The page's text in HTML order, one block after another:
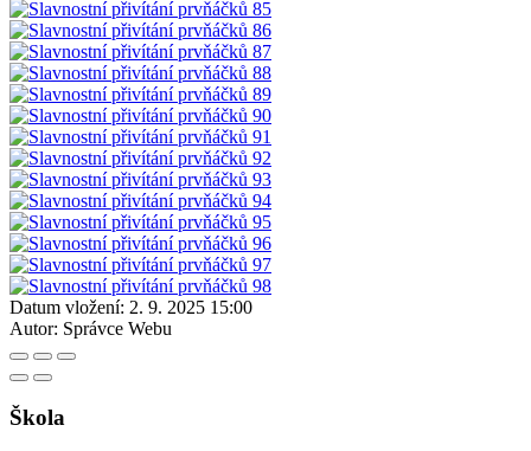
Datum vložení: 2. 9. 2025 15:00
Autor: Správce Webu
Škola